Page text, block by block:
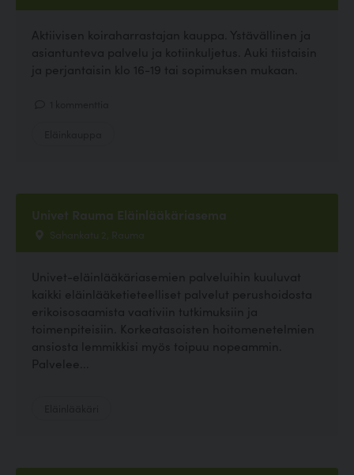
Aktiivisen koiraharrastajan kauppa. Ystävällinen ja
asiantunteva palvelu ja kotiinkuljetus. Auki tiistaisin
ja perjantaisin klo 16-19 tai sopimuksen mukaan.
Univet Rauma Eläinlääkäriasema
Sahankatu 2, Rauma
Univet-eläinlääkäriasemien palveluihin kuuluvat
kaikki eläinlääketieteelliset palvelut perushoidosta
erikoisosaamista vaativiin tutkimuksiin ja
toimenpiteisiin. Korkeatasoisten hoitomenetelmien
ansiosta lemmikkisi myös toipuu nopeammin.
Palvelee...